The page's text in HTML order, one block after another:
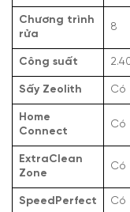
Chương trình
rửa
8
Công suất
Sấy Zeolith Có
Home
Connect
Có
ExtraClean
Zone
Có
SpeedPerfect Có